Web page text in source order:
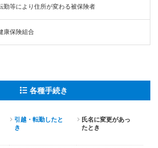
勤等により住所が変わる被保険者
康保険組合
各種手続き
引越・転勤したと
き
氏名に変更があっ
たとき